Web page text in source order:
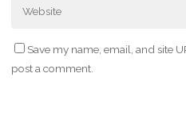
Save my name, email, and site
post a comment.